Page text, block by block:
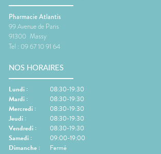
Pharmacie Atlantis
99 Avenue de Paris
91300 Massy
Tel : 09 67 10 91 64
NOS HORAIRES
Lundi :
08:30-19:30
Mardi :
08:30-19:30
Mercredi :
08:30-19:30
Jeudi :
08:30-19:30
Vendredi :
08:30-19:30
Samedi :
09:00-19:00
Dimanche : Fermé